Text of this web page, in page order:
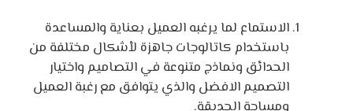
الاستماع لما يرغبه العميل بعناية والمساعدة
باستخدام كاتالوجات جاهزة لأشكال مختلفة من
الحدائق ونماذج متنوعة في التصاميم واختيار
التصميم الافضل والذي يتوافق مع رغبة العميل